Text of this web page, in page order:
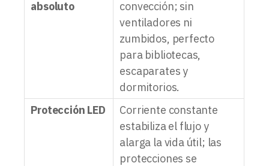
absoluto
convección; sin
ventiladores ni
zumbidos, perfecto
para bibliotecas,
escaparates y
dormitorios.
Protección LED
Corriente constante
estabiliza el flujo y
alarga la vida útil; las
protecciones se